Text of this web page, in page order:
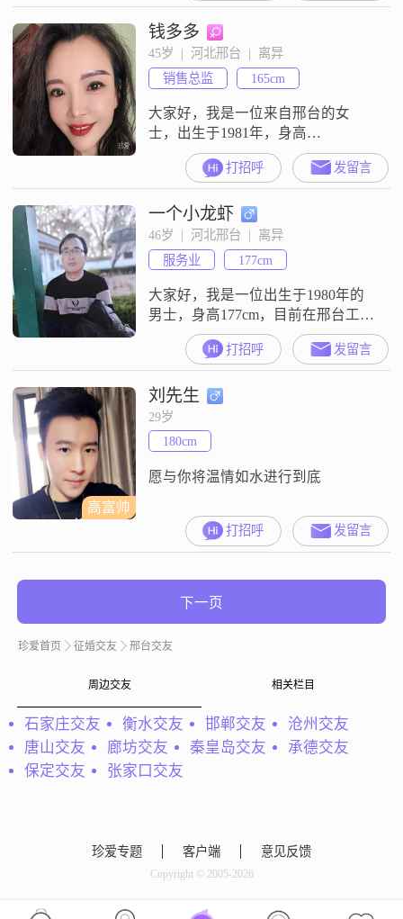
人意，总是能站在别人的角度去考
虑问题##3002##我开朗爱笑，随和
易相处，让人感觉很舒服##3002##
我富有同理心，真诚可靠，对待每
一个人都充满热情##3002##我目前
的工作收入在3
钱多多
45岁  |  河北邢台  |  离异
销售总监
165cm
大家好，我是一位来自邢台的女
士，出生于1981年，身高
165cm##3002##我的月收入在12001
到20000元之间，目前从事着一份稳
定的工作##3002##虽然我的学历是
中专，但我一直保持着学习的热
情，不断提升自己##3002##我性格
开朗，总是爱笑，对生活充满了乐
观和积极的态度##3002##我热爱生
活，注重健
打招呼 发留言
一个小龙虾
46岁  |  河北邢台  |  离异
服务业
177cm
大家好，我是一位出生于1980年的
男士，身高177cm，目前在邢台工作
##3002##我的月收入在8001到12000
元之间，拥有大学本科学历
##3002##在性格方面，我自认为成
熟稳重，待人真诚可靠，与人相处
随和易处##3002##我对待生活和工
作都秉持着认真负责的态度，注重
细节，追求效率##3002##在生活
中，我
打招呼 发留言
高富帅
刘先生
29岁
180cm
愿与你将温情如水进行到底
打招呼 发留言
下一页
珍爱首页 征婚交友 邢台交友
周边交友 相关栏目
石家庄交友 衡水交友 邯郸交友
沧州交友
唐山交友
廊坊交友 秦皇岛交友
承德交友
保定交友
张家口交友
珍爱专题 客户端 意见反馈
Copyright © 2005-2026